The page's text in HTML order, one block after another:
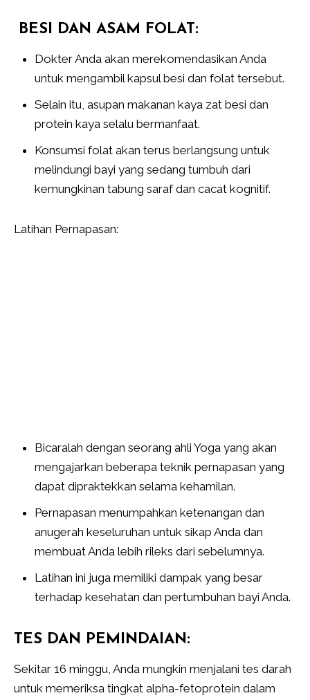
BESI DAN ASAM FOLAT:
Dokter Anda akan merekomendasikan Anda
untuk mengambil kapsul besi dan folat tersebut.
Selain itu, asupan makanan kaya zat besi dan
protein kaya selalu bermanfaat.
Konsumsi folat akan terus berlangsung untuk
melindungi bayi yang sedang tumbuh dari
kemungkinan tabung saraf dan cacat kognitif.
Latihan Pernapasan:
Bicaralah dengan seorang ahli Yoga yang akan
mengajarkan beberapa teknik pernapasan yang
dapat dipraktekkan selama kehamilan.
Pernapasan menumpahkan ketenangan dan
anugerah keseluruhan untuk sikap Anda dan
membuat Anda lebih rileks dari sebelumnya.
Latihan ini juga memiliki dampak yang besar
terhadap kesehatan dan pertumbuhan bayi Anda.
TES DAN PEMINDAIAN:
Sekitar 16 minggu, Anda mungkin menjalani tes darah
untuk memeriksa tingkat alpha-fetoprotein dalam